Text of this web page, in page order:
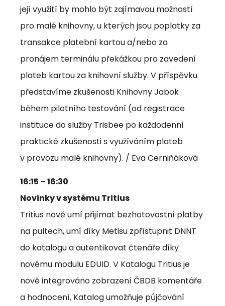
její využití by mohlo být zajímavou možností
pro malé knihovny, u kterých jsou poplatky za
transakce platební kartou a/nebo za
pronájem terminálu překážkou pro zavedení
plateb kartou za knihovní služby. V příspěvku
představíme zkušenosti Knihovny Jabok
během pilotního testování (od registrace
instituce do služby Trisbee po každodenní
praktické zkušenosti s využíváním plateb
v provozu malé knihovny). / Eva Cerniňáková
16:15 – 16:30
Novinky v systému Tritius
Tritius nově umí přijímat bezhotovostní platby
na pultech, umí díky Metisu zpřístupnit DNNT
do katalogu a autentikovat čtenáře díky
novému modulu EDUID. V Katalogu Tritius je
nově integrováno zobrazení ČBDB komentáře
a hodnocení, Katalog umožňuje půjčování